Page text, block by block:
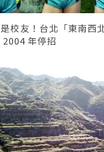
校友！台北「東南西
2004 年停招